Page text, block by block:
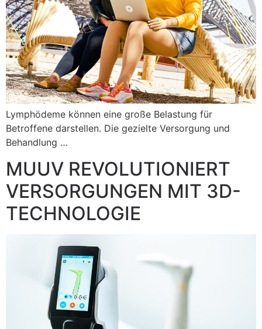
Lymphödeme können eine große Belastung für
Betroffene darstellen. Die gezielte Versorgung und
Behandlung …
MUUV REVOLUTIONIERT
VERSORGUNGEN MIT 3D-
TECHNOLOGIE